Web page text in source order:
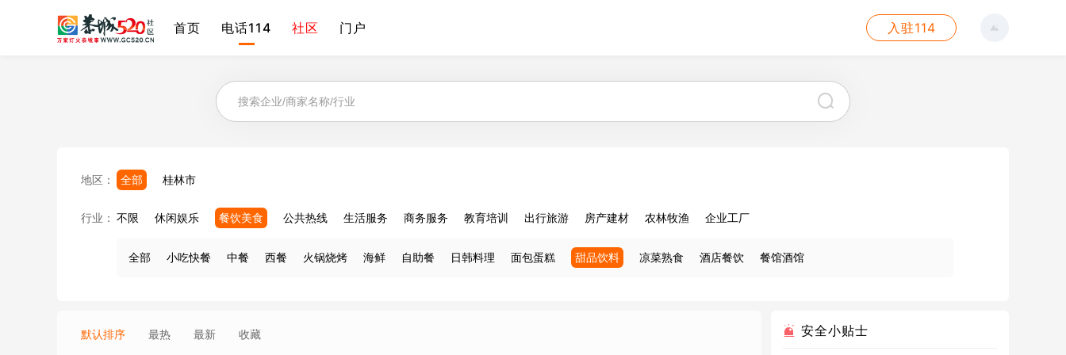
首页 电话114 社区 门户 入驻114
地区： 全部 桂林市
行业： 不限 休闲娱乐 餐饮美食 公共热线 生活服务 商务服务 教育培训 出行旅游 房产建材 农林牧渔 企业工厂
全部 小吃快餐 中餐 西餐 火锅烧烤 海鲜 自助餐 日韩料理 面包蛋糕 甜品饮料 凉菜熟食 酒店餐饮 餐馆酒馆
默认排序 最热 最新 收藏 安全小贴士